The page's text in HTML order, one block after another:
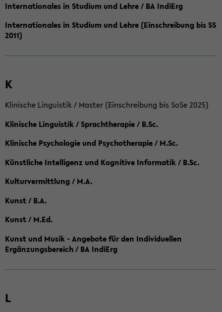
Internationales in Studium und Lehre / BA IndiErg
Internationales in Studium und Lehre (Einschreibung bis SS
2011)
K
Klinische Linguistik / Master (Einschreibung bis SoSe 2025)
Klinische Linguistik / Sprachtherapie / B.Sc.
Klinische Psychologie und Psychotherapie / M.Sc.
Künstliche Intelligenz und Kognitive Informatik / B.Sc.
Kulturvermittlung / M.A.
Kunst / B.A.
Kunst / M.Ed.
Kunst und Musik - Angebote für den Individuellen
Ergänzungsbereich / BA IndiErg
L